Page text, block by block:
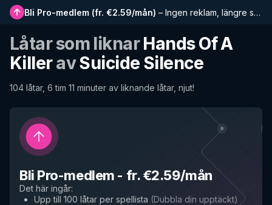
Bli Pro-medlem (fr. €2.59/mån) – Ingen reklam, längre spellistor, komplett historik och tidig tillgång till nya funktioner
Låtar som liknarHands Of A
KilleravSuicide Silence
104 låtar, 6 tim 11 minuter av liknande låtar, njut!
Bli Pro-medlem - fr. €2.59/mån
Det här ingår:
Upp till 100 låtar per spellista (Dubbla din upptäckt)